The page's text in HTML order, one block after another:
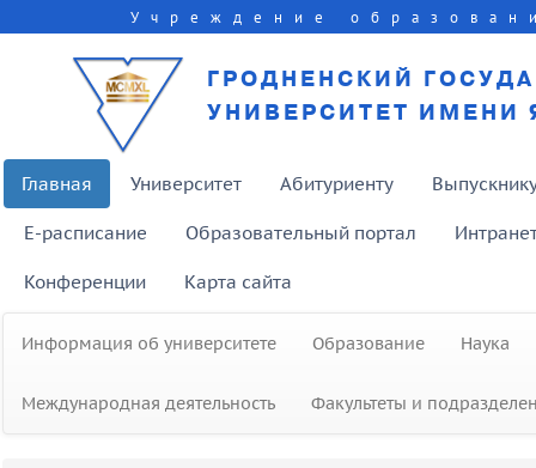
Учреждение
ГРОДНЕНСКИЙ
УНИВЕРСИТЕТ ИМЕНИ
Главная Университет Абитуриенту
E-расписание Образовательный портал
Конференции Карта сайта
Информация об университете Образование Наука
Международная деятельность Факультеты и
В рамках программы